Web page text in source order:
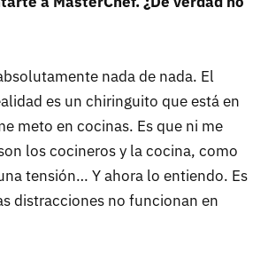
nada de nada. El
es un chiringuito que está en
meto en cocinas. Es que ni me
los cocineros y la cocina, como
tensión… Y ahora lo entiendo. Es
distracciones no funcionan en